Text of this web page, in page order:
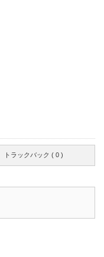
トラックバック ( 0 )